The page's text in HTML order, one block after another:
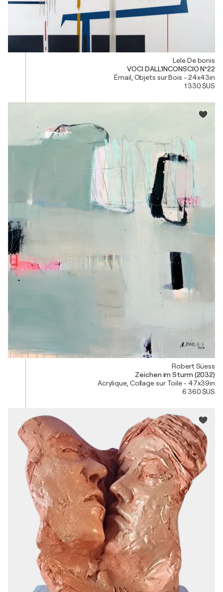
Lele De bonis
VOCI DALL'INCONSCIO N°22
Émail, Objets sur Bois - 24x43in
1 330 $US
Robert Süess
Zeichen im Sturm (2032)
Acrylique, Collage sur Toile - 47x39in
6 360 $US